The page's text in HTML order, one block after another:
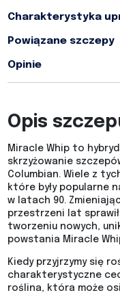
Charakterystyka
Powiązane szczepy
Opinie
Opis
Miracle Whip to
skrzyżowanie
Columbian. Wiele z
które były popularne
w latach 90.
przestrzeni lat
tworzeniu nowych,
powstania Miracle
Kiedy przyjrzymy się
charakterystyczne
roślina, która może